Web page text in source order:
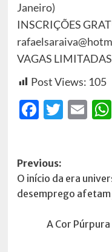
Janeiro)
INSCRIÇÕES
VAGAS LIMITADAS
Post Views: 105
Post
Previous:
O início da era
desemprego afetam
A Cor